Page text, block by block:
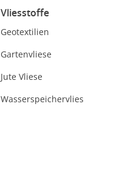
Vliesstoffe
Geotextilien
Gartenvliese
Jute Vliese
Wasserspeichervlies